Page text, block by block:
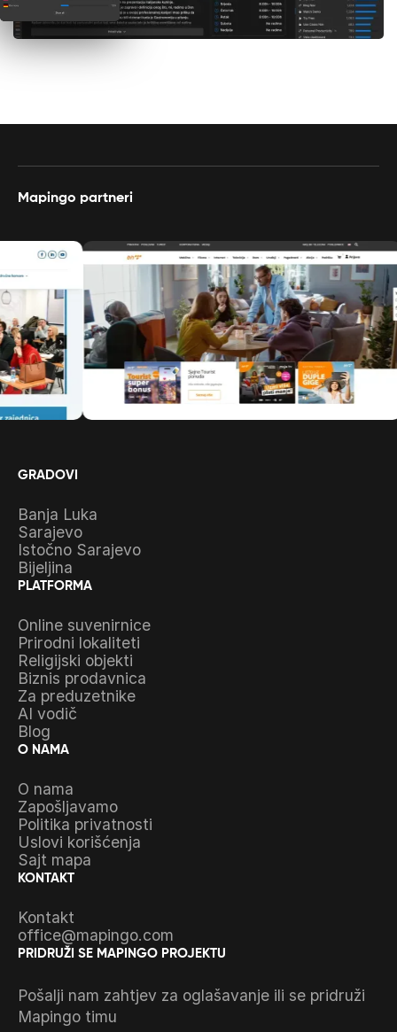
Mapingo partneri
GRADOVI
Banja Luka
Sarajevo
Istočno Sarajevo
Bijeljina
PLATFORMA
Online suvenirnice
Prirodni lokaliteti
Religijski objekti
Biznis prodavnica
Za preduzetnike
AI vodič
Blog
O NAMA
O nama
Zapošljavamo
Politika privatnosti
Uslovi korišćenja
Sajt mapa
KONTAKT
Kontakt
office@mapingo.com
PRIDRUŽI SE MAPINGO PROJEKTU
Pošalji nam zahtjev za oglašavanje ili se pridruži
Mapingo timu